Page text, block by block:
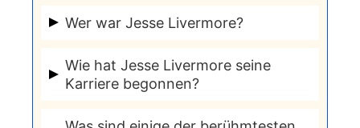
Wer war Jesse Livermore?
Jesse Livermore, mit vollem Namen
Jesse Lauriston Livermore, war ein
Börsenspekulant und Trader. Er wurde
Wie hat Jesse Livermore seine
Karriere begonnen?
Livermore begann seine Karriere im